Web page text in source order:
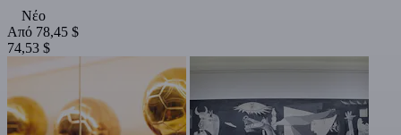
Νέο
Από 78,45 $
74,53 $